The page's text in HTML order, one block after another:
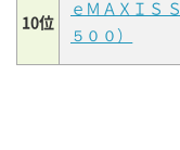
10位
ｅＭＡＸＩＳ
５００）